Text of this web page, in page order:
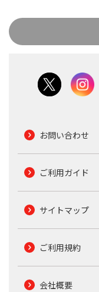
お問い合わせ
ご利用ガイド
サイトマップ
ご利用規約
会社概要